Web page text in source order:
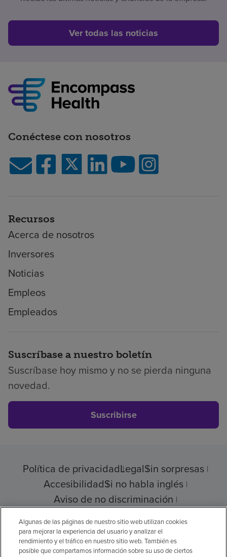
Ver todas las noticias
Conéctese con nosotros
Recursos
Acerca de nosotros
Inversores
Noticias
Empleos
Empleados
Suscríbase a nuestro boletín
Suscríbase hoy mismo y no se pierda ninguna
novedad.
Suscribirse
Política de privacidadLegalSin sorpresas
AccesibilidadSi no habla inglés
Aviso de no discriminación
Algunas de las páginas de nuestro sitio web utilizan cookies
para mejorar la experiencia del usuario y analizar el
rendimiento y el tráfico en nuestro sitio web. También es
posible que compartamos información sobre su uso de ciertos